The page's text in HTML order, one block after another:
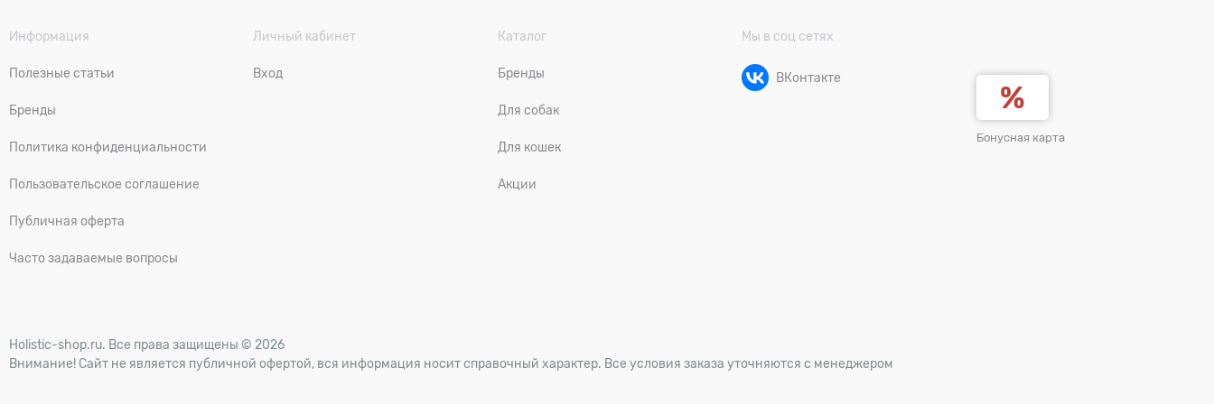
Информация
Полезные статьи
Бренды
Политика конфиденциальности
Пользовательское соглашение
Публичная оферта
Часто задаваемые вопросы
Личный кабинет
Вход
Каталог
Бренды
Для собак
Для кошек
Акции
Мы в соц сетях
ВКонтакте
Бонусная карта
Holistic-shop.ru. Все права защищены © 2026
Внимание! Сайт не является публичной офертой, вся информация носит справочный характер. Все условия заказа уточняются с менеджером